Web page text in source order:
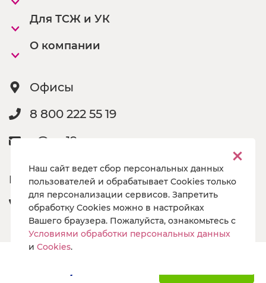
Для ТСЖ и УК
О компании
Офисы
8 800 222 55 19
a@pg19.ru
Подпишись
Наш сайт ведет сбор персональных данных
пользователей и обрабатывает Cookies только
для персонализации сервисов. Запретить
обработку Cookies можно в настройках
Вашего браузера. Пожалуйста, ознакомьтесь с
Условиями обработки персональных данных
и Cookies.